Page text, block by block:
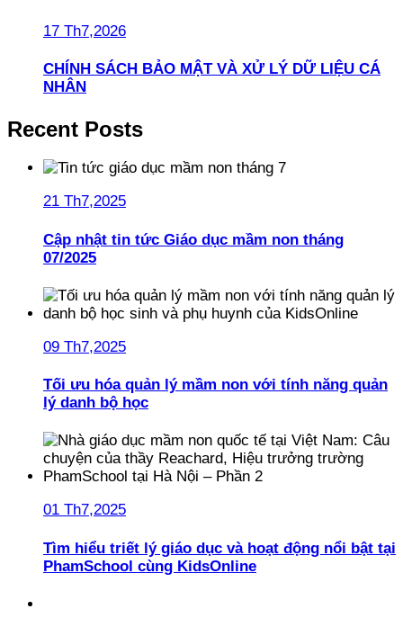
17 Th7,2026
CHÍNH SÁCH BẢO MẬT VÀ XỬ LÝ DỮ LIỆU CÁ
NHÂN
Recent Posts
21 Th7,2025
Cập nhật tin tức Giáo dục mầm non tháng
07/2025
09 Th7,2025
Tối ưu hóa quản lý mầm non với tính năng quản
lý danh bộ học
01 Th7,2025
Tìm hiểu triết lý giáo dục và hoạt động nổi bật tại
PhamSchool cùng KidsOnline